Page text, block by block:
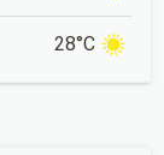
28°C